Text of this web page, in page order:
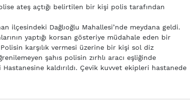
ateş açtığı belirtilen bir kişi polis tarafından
ilçesindeki Dağlıoğlu Mahallesi’nde meydana geldi.
yaptığı korsan gösteriye müdahale eden bir
karşılık vermesi üzerine bir kişi sol diz
şahıs polisin zırhlı aracı eşliğinde
kaldırıldı. Çevik kuvvet ekipleri hastanede